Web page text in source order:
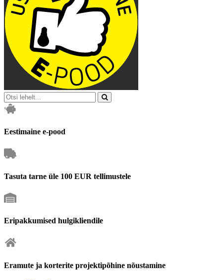
Eestimaine e-pood
Tasuta tarne üle 100 EUR tellimustele
Eripakkumised hulgikliendile
Eramute ja korterite projektipõhine nõustamine